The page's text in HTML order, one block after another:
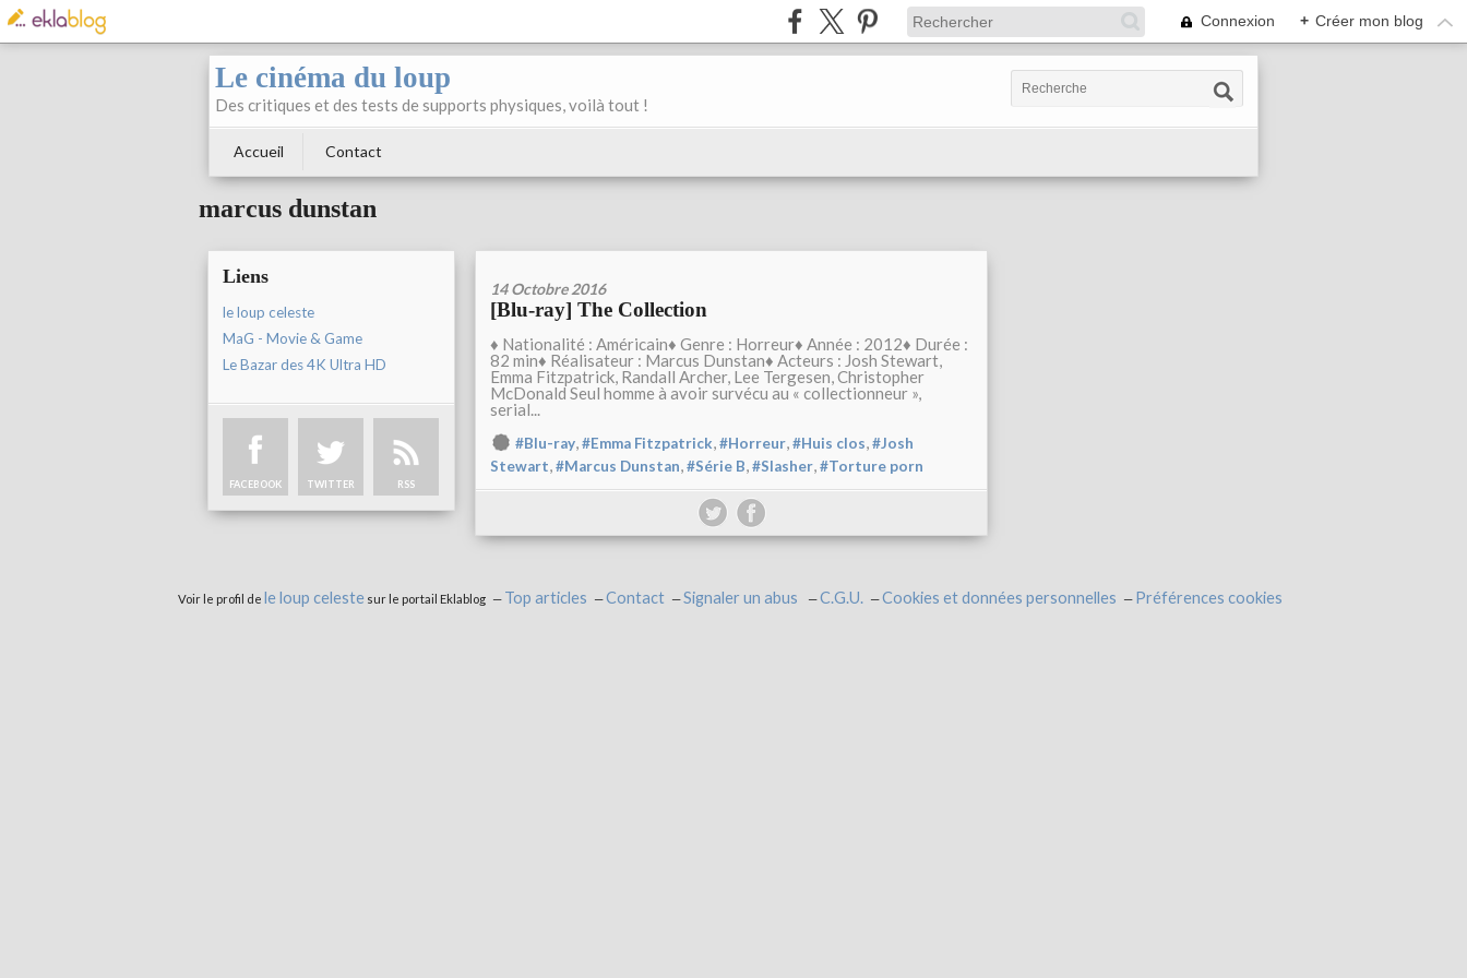
Connexion + Créer mon blog
Le cinéma du loup
Des critiques et des tests de supports physiques, voilà tout !
Accueil Contact
marcus dunstan
Liens
le loup celeste
MaG - Movie & Game
Le Bazar des 4K Ultra HD
FACEBOOK TWITTER RSS
14 Octobre 2016
[Blu-ray] The Collection
♦ Nationalité : Américain♦ Genre : Horreur♦ Année : 2012♦ Durée :
82 min♦ Réalisateur : Marcus Dunstan♦ Acteurs : Josh Stewart,
Emma Fitzpatrick, Randall Archer, Lee Tergesen, Christopher
McDonald Seul homme à avoir survécu au « collectionneur »,
serial...
#Blu-ray,#Emma Fitzpatrick,#Horreur,#Huis clos,#Josh
Stewart,#Marcus Dunstan,#Série B,#Slasher,#Torture porn
Voir le profil de le loup celeste sur le portail Eklablog Top articles Contact Signaler un abus C.G.U. Cookies et données personnelles Préférences cookies